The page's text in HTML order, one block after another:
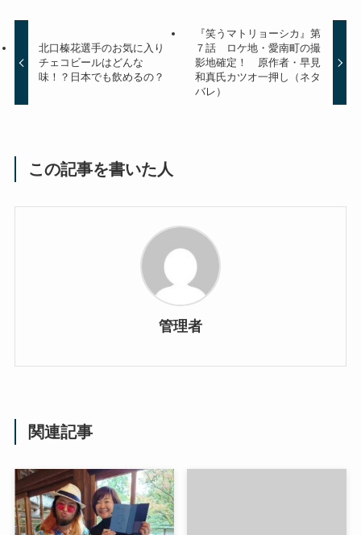
北口榛花選手のお気に入り
チェコビールはどんな
味！？日本でも飲めるの？
『笑うマトリョーシカ』第
７話 ロケ地・愛南町の撮
影地確定！ 原作者・早見
和真氏カツオ一押し（ネタ
バレ）
この記事を書いた人
管理者
関連記事